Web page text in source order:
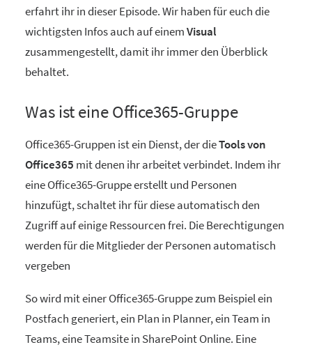
erfahrt ihr in dieser Episode. Wir haben für euch die
wichtigsten Infos auch auf einemVisual
zusammengestellt, damit ihr immer den Überblick
behaltet.
Was ist eine Office365-Gruppe
Office365-Gruppen ist ein Dienst, der dieTools von
Office365 mit denen ihr arbeitet verbindet. Indem ihr
eine Office365-Gruppe erstellt und Personen
hinzufügt, schaltet ihr für diese automatisch den
Zugriff auf einige Ressourcen frei. Die Berechtigungen
werden für die Mitglieder der Personen automatisch
vergeben
So wird mit einer Office365-Gruppe zum Beispiel ein
Postfach generiert, ein Plan in Planner, ein Team in
Teams, eine Teamsite in SharePoint Online. Eine